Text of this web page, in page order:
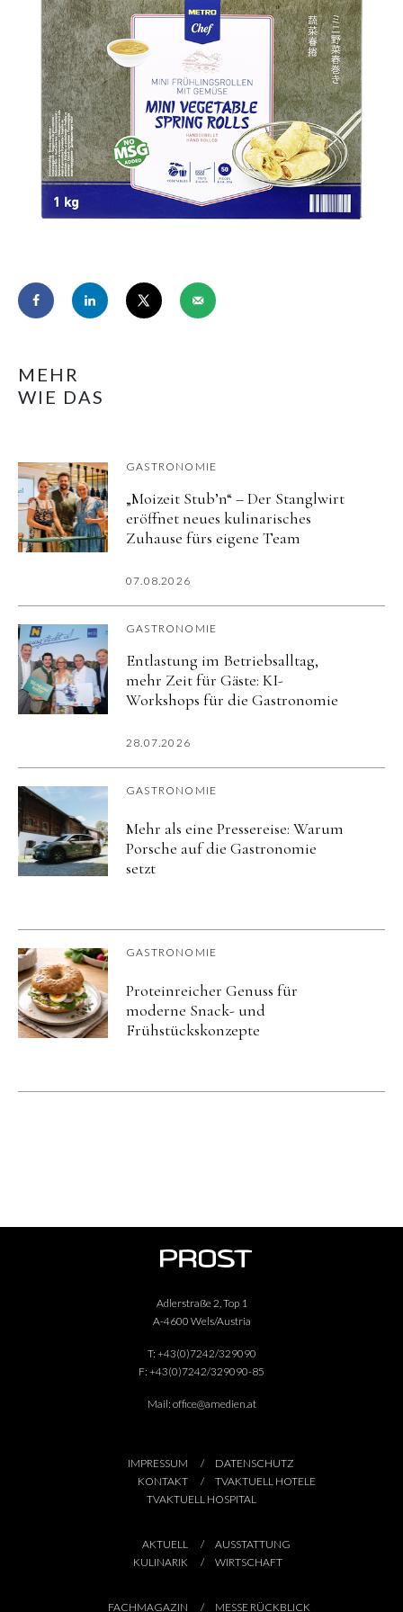
MEHR
WIE DAS
GASTRONOMIE
„Moizeit Stub’n“ – Der Stanglwirt
eröffnet neues kulinarisches
Zuhause fürs eigene Team
07.08.2026
GASTRONOMIE
Entlastung im Betriebsalltag,
mehr Zeit für Gäste: KI-
Workshops für die Gastronomie
28.07.2026
GASTRONOMIE
Mehr als eine Pressereise: Warum
Porsche auf die Gastronomie
setzt
GASTRONOMIE
Proteinreicher Genuss für
moderne Snack- und
Frühstückskonzepte
Adlerstraße 2, Top 1
A-4600 Wels/Austria
T: +43(0)7242/329090
F: +43(0)7242/329090-85
Mail: office@amedien.at
IMPRESSUM
DATENSCHUTZ
KONTAKT
TVAKTUELL HOTELE
TVAKTUELL HOSPITAL
AKTUELL
AUSSTATTUNG
KULINARIK
WIRTSCHAFT
FACHMAGAZIN
MESSE RÜCKBLICK